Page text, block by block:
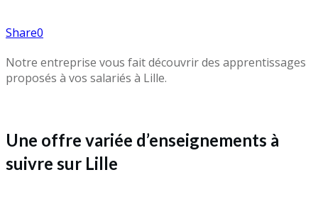
Share0
Notre entreprise vous fait découvrir des apprentissages
proposés à vos salariés à Lille.
Une offre variée d’enseignements à
suivre sur Lille